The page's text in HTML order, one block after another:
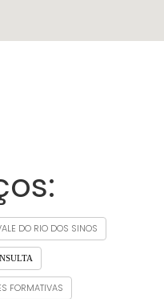
DO RIO DOS SINOS
FORMATIVAS